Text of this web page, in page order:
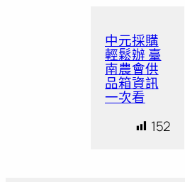
中元採購
輕鬆辦 臺
南農會供
品箱資訊
一次看
152